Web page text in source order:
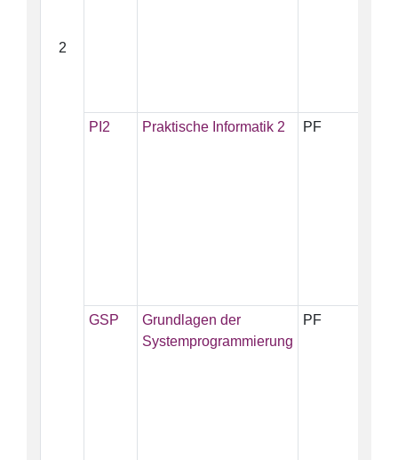
2
PI2 Praktische Informatik 2 PF
GSP
Grundlagen der
Systemprogrammierung
PF